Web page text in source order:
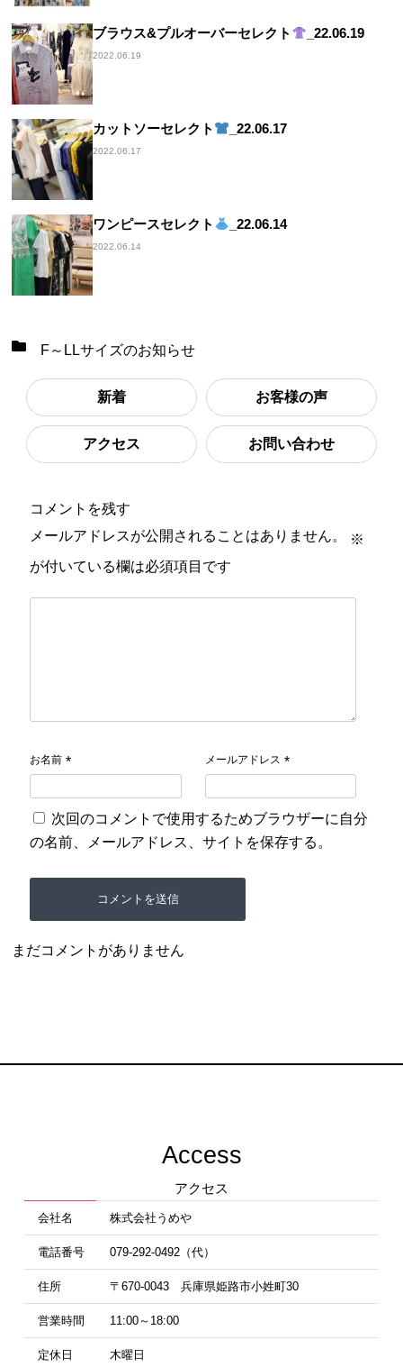
ブラウス&プルオーバーセレクト _22.06.19
2022.06.19
カットソーセレクト _22.06.17
2022.06.17
ワンピースセレクト _22.06.14
2022.06.14
F～LLサイズのお知らせ
新着 お客様の声
アクセス お問い合わせ
コメントを残す
メールアドレスが公開されることはありません。
※
が付いている欄は必須項目です
お名前 * メールアドレス *
次回のコメントで使用するためブラウザーに自分
の名前、メールアドレス、サイトを保存する。
まだコメントがありません
Access
アクセス
会社名 株式会社うめや
電話番号 079-292-0492（代）
住所 〒670-0043 兵庫県姫路市小姓町30
営業時間 11:00～18:00
定休日 木曜日